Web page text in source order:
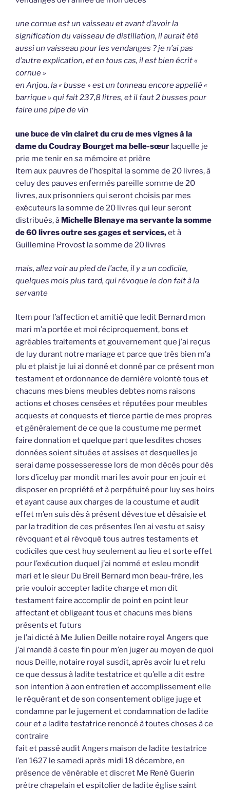
une cornue est un vaisseau et avant d’avoir la
signification du vaisseau de distillation, il aurait été
aussi un vaisseau pour les vendanges ? je n’ai pas
d’autre explication, et en tous cas, il est bien écrit «
cornue »
en Anjou, la « busse » est un tonneau encore appellé «
barrique » qui fait 237,8 litres, et il faut 2 busses pour
faire une pipe de vin
une buce de vin clairet du cru de mes vignes à la
dame du Coudray Bourget ma belle-sœur laquelle je
prie me tenir en sa mémoire et prière
Item aux pauvres de l’hospital la somme de 20 livres, à
celuy des pauves enfermés pareille somme de 20
livres, aux prisonniers qui seront choisis par mes
exécuteurs la somme de 20 livres qui leur seront
distribués, à Michelle Blenaye ma servante la somme
de 60 livres outre ses gages et services,et à
Guillemine Provost la somme de 20 livres
mais, allez voir au pied de l’acte, il y a un codicile,
quelques mois plus tard, qui révoque le don fait à la
servante
Item pour l’affection et amitié que ledit Bernard mon
mari m’a portée et moi réciproquement, bons et
agréables traitements et gouvernement que j’ai reçus
de luy durant notre mariage et parce que très bien m’a
plu et plaist je lui ai donné et donné par ce présent mon
testament et ordonnance de dernière volonté tous et
chacuns mes biens meubles debtes noms raisons
actions et choses censées et réputées pour meubles
acquests et conquests et tierce partie de mes propres
et généralement de ce que la coustume me permet
faire donnation et quelque part que lesdites choses
données soient situées et assises et desquelles je
serai dame possesseresse lors de mon décès pour dès
lors d’iceluy par mondit mari les avoir pour en jouir et
disposer en propriété et à perpétuité pour luy ses hoirs
et ayant cause aux charges de la coustume et audit
effet m’en suis dès à présent dévestue et désaisie et
par la tradition de ces présentes l’en ai vestu et saisy
révoquant et ai révoqué tous autres testaments et
codiciles que cest huy seulement au lieu et sorte effet
pour l’exécution duquel j’ai nommé et esleu mondit
mari et le sieur Du Breil Bernard mon beau-frère, les
prie vouloir accepter ladite charge et mon dit
testament faire accomplir de point en point leur
affectant et obligeant tous et chacuns mes biens
présents et futurs
je l’ai dicté à Me Julien Deille notaire royal Angers que
j’ai mandé à ceste fin pour m’en juger au moyen de quoi
nous Deille, notaire royal susdit, après avoir lu et relu
ce que dessus à ladite testatrice et qu’elle a dit estre
son intention à aon entretien et accomplissement elle
le réquérant et de son consentement oblige juge et
condamne par le jugement et condamnation de ladite
cour et a ladite testatrice renoncé à toutes choses à ce
contraire
fait et passé audit Angers maison de ladite testatrice
l’en 1627 le samedi après midi 18 décembre, en
présence de vénérable et discret Me René Guerin
prêtre chapelain et espitolier de ladite église saint